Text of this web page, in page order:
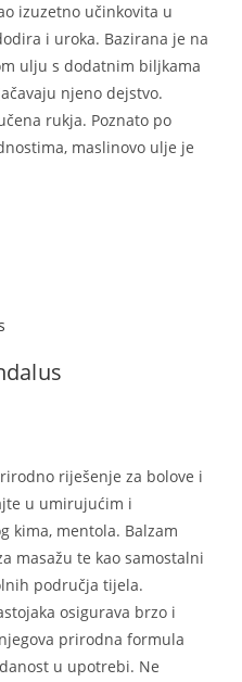
izuzetno učinkovita u
i uroka. Bazirana je na
ulju s dodatnim biljkama
njeno dejstvo.
rukja. Poznato po
maslinovo ulje je
riješenje za bolove i
u umirujućim i
kima, mentola. Balzam
masažu te kao samostalni
područja tijela.
osigurava brzo i
prirodna formula
u upotrebi. Ne